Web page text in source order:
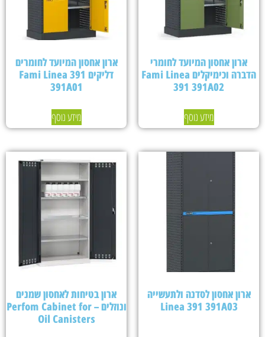
ארון אחסון המיועד לחומרי
הדברה וכימיקלים Fami Linea
391 391A02
מידע נוסף
ארון אחסון המיועד לחומרים
דליקים Fami Linea 391
391A01
מידע נוסף
ארון אחסון לסדנה ולתעשייה
Linea 391 391A03
ארון בטיחות לאחסון שמנים
ונוזלים – Perfom Cabinet for
Oil Canisters